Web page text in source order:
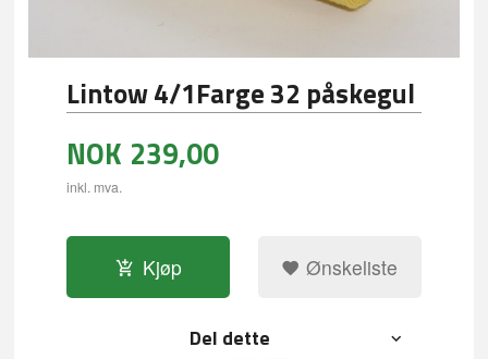
Lintow 4/1Farge 32 påskegul
NOK 239,00
inkl. mva.
Kjøp Ønskeliste
Del dette